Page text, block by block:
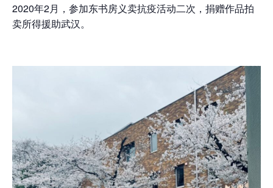
2020年2月，参加东书房义卖抗疫活动二次，捐赠作品拍
卖所得援助武汉。